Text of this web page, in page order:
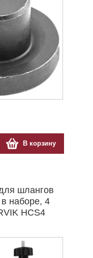
В корзину
шлангов
наборе, 4
HCS4